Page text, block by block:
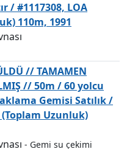
/ #1117308, LOA
110m, 1991
// TAMAMEN
// 50m / 60 yolcu
Gemisi Satılık /
(Toplam Uzunluk)
- Gemi su çekimi